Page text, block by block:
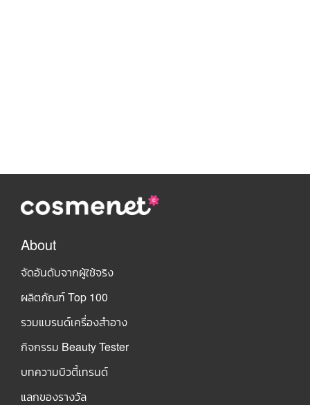
About
จัดอันดับจากผู้ใช้จริง
ผลิตภัณฑ์ Top 100
รวมแบรนด์เครื่องสำอาง
กิจกรรม Beauty Tester
บทความบิวตี้เทรนด์
แลกของรางวัล